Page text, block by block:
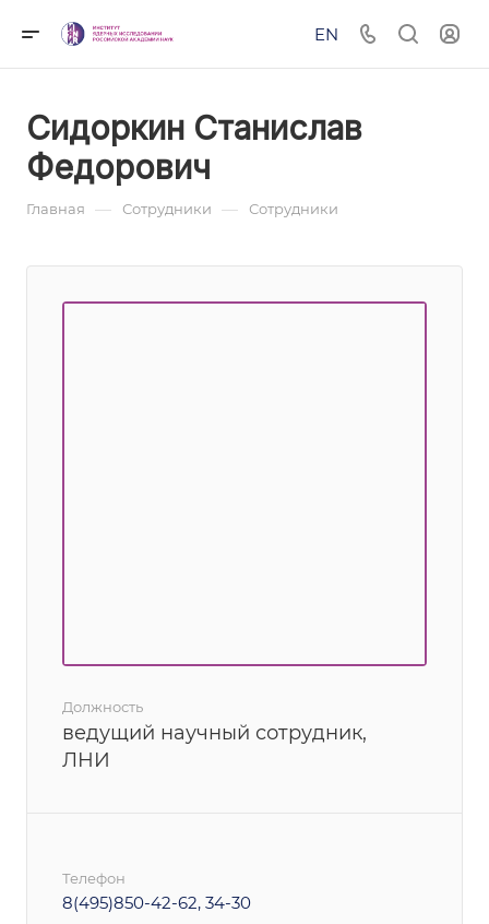
EN
Сидоркин Станислав
Федорович
Главная — Сотрудники — Сотрудники
Должность
ведущий научный сотрудник,
ЛНИ
Телефон
8(495)850-42-62, 34-30